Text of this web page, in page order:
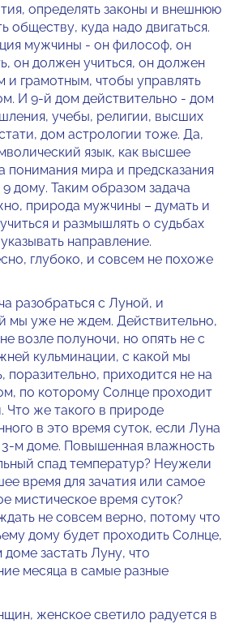
определять законы и внешнюю
обществу, куда надо двигаться.
мужчины - он философ, он
он должен учиться, он должен
и грамотным, чтобы управлять
И 9-й дом действительно - дом
учебы, религии, высших
дом астрологии тоже. Да,
язык, как высшее
понимания мира и предсказания
дому. Таким образом задача
природа мужчины – думать и
и размышлять о судьбах
направление.
глубоко, и совсем не похоже
разобраться с Луной, и
мы уже не ждем. Действительно,
возле полуночи, но опять не с
кульминации, с какой мы
поразительно, приходится не на
по которому Солнце проходит
Что же такого в природе
в это время суток, если Луна
3-м доме. Повышенная влажность
спад температур? Неужели
время для зачатия или самое
мистическое время суток?
не совсем верно, потому что
дому будет проходить Солнце,
застать Луну, что
месяца в самые разные
женское светило радуется в